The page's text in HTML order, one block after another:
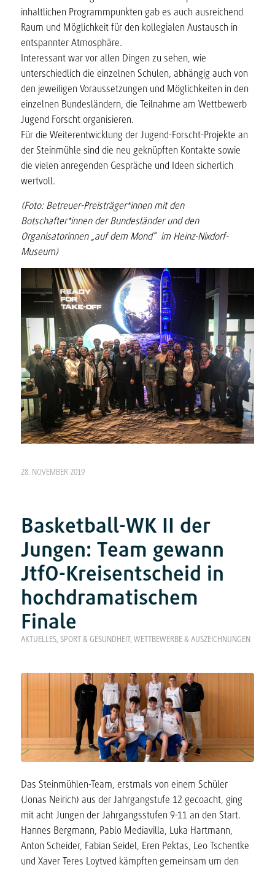
inhaltlichen Programmpunkten gab es auch ausreichend
Raum und Möglichkeit für den kollegialen Austausch in
entspannter Atmosphäre.
Interessant war vor allen Dingen zu sehen, wie
unterschiedlich die einzelnen Schulen, abhängig auch von
den jeweiligen Voraussetzungen und Möglichkeiten in den
einzelnen Bundesländern, die Teilnahme am Wettbewerb
Jugend Forscht organisieren.
Für die Weiterentwicklung der Jugend-Forscht-Projekte an
der Steinmühle sind die neu geknüpften Kontakte sowie
die vielen anregenden Gespräche und Ideen sicherlich
wertvoll.
(Foto: Betreuer-Preisträger*innen mit den
Botschafter*innen der Bundesländer und den
Organisatorinnen „auf dem Mond“ im Heinz-Nixdorf-
Museum)
28. NOVEMBER 2019
Basketball-WK II der
Jungen: Team gewann
JtfO-Kreisentscheid in
hochdramatischem
Finale
AKTUELLES, SPORT & GESUNDHEIT, WETTBEWERBE & AUSZEICHNUNGEN
Das Steinmühlen-Team, erstmals von einem Schüler
(Jonas Neirich) aus der Jahrgangstufe 12 gecoacht, ging
mit acht Jungen der Jahrgangsstufen 9-11 an den Start.
Hannes Bergmann, Pablo Mediavilla, Luka Hartmann,
Anton Scheider, Fabian Seidel, Eren Pektas, Leo Tschentke
und Xaver Teres Loytved kämpften gemeinsam um den